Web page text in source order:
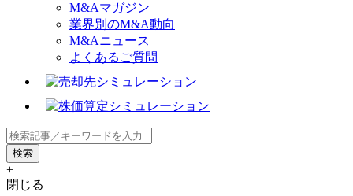
M&Aマガジン
業界別のM&A動向
M&Aニュース
よくあるご質問
+
閉じる